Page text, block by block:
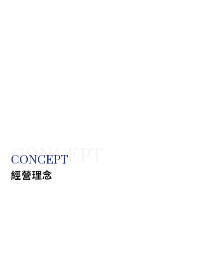
CONCEPT
CONCEPT
經營理念